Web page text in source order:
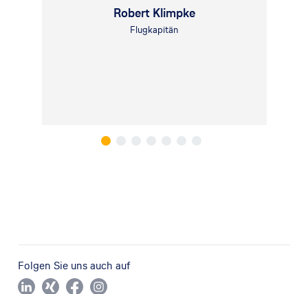
Robert Klimpke
Flugkapitän
Folgen Sie uns auch auf